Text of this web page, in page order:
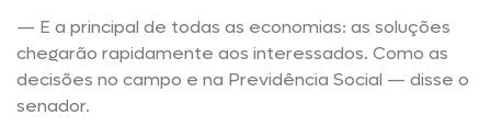
— E a principal de todas as economias: as soluções
chegarão rapidamente aos interessados. Como as
decisões no campo e na Previdência Social — disse o
senador.